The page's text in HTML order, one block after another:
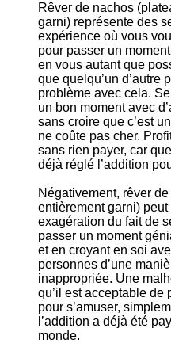
Rêver de nachos
garni) représente des
expérience où vous
pour passer un
en vous autant que
que quelqu’un d’autre
problème avec cela.
un bon moment avec
sans croire que c’est
ne coûte pas cher.
sans rien payer, car
déjà réglé l’addition
Négativement, rêver
entièrement garni)
exagération du fait de
passer un moment
et en croyant en soi
personnes d’une
inappropriée. Une
qu’il est acceptable de
pour s’amuser,
l’addition a déjà été
monde.